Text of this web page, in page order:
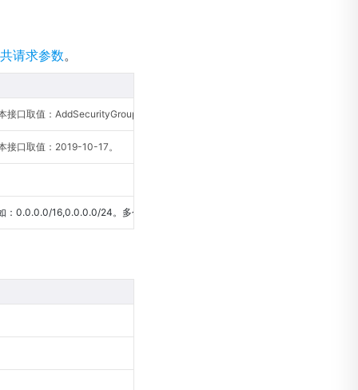
请求参数。
接口取值：AddSecurityGroupRule。
接口取值：2019-10-17。
：0.0.0.0/16,0.0.0.0/24。多个","分隔